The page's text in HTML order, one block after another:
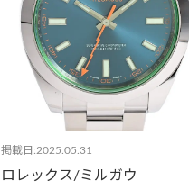
掲載日:2025.05.31
ロレックス/ミルガウ